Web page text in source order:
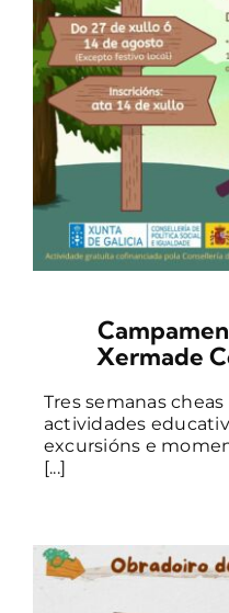
Xermade
Tres semanas
actividades
excursións e
[...]